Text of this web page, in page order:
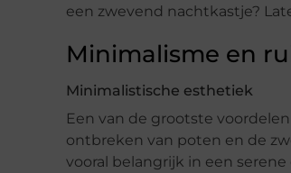
een zwevend nachtkastje?
Minimalisme en
Minimalistische esthetiek
Een van de grootste
ontbreken van poten en de
vooral belangrijk in een